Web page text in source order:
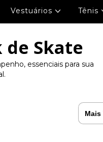
Vestuários Tênis
Skate
essenciais para sua